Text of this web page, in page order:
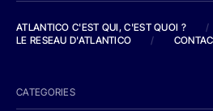
ATLANTICO C'EST QUI, C'EST QUOI ?
/
LE RESEAU D'ATLANTICO
/
CATEGORIES